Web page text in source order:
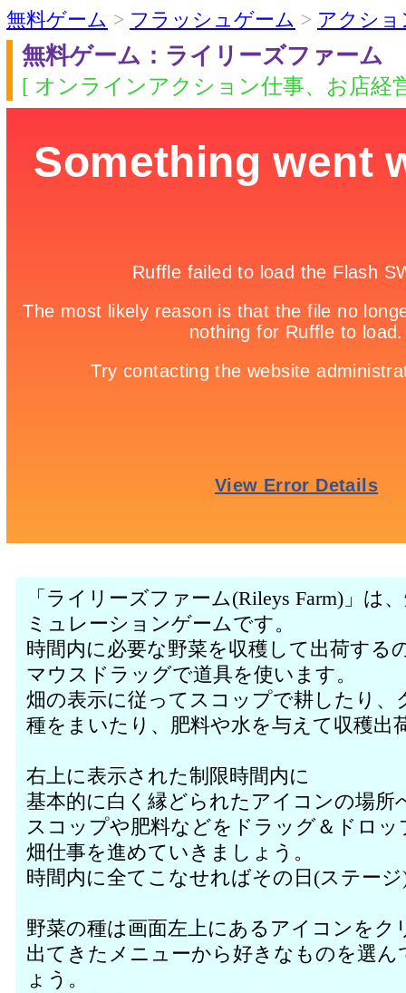
無料ゲーム > フラッシュゲーム > アクショ
無料ゲーム：ライリーズファーム
[ オンラインアクション仕事、お店経
「ライリーズファーム(Rileys Farm)」は
ミュレーションゲームです。
時間内に必要な野菜を収穫して出荷する
マウスドラッグで道具を使います。
畑の表示に従ってスコップで耕したり、
種をまいたり、肥料や水を与えて収穫出
右上に表示された制限時間内に
基本的に白く縁どられたアイコンの場所
スコップや肥料などをドラッグ＆ドロッ
畑仕事を進めていきましょう。
時間内に全てこなせればその日(ステー
野菜の種は画面左上にあるアイコンをク
出てきたメニューから好きなものを選
ょう。